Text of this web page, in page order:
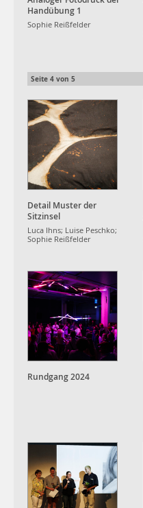
Handübung 1
Sophie Reißfelder
Seite 4 von 5
Detail Muster der
Sitzinsel
Luca Ihns; Luise Peschko;
Sophie Reißfelder
Rundgang 2024